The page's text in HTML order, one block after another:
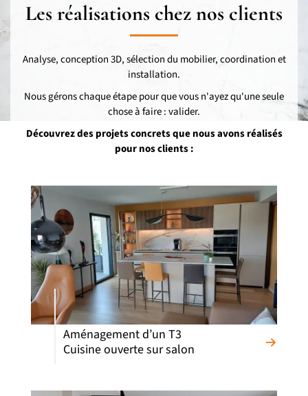
Les réalisations chez nos clients
Analyse, conception 3D, sélection du mobilier, coordination et
installation.
Nous gérons chaque étape pour que vous n'ayez qu'une seule
chose à faire : valider.
Découvrez des projets concrets que nous avons réalisés
pour nos clients :
Aménagement d’un T3
Cuisine ouverte sur salon